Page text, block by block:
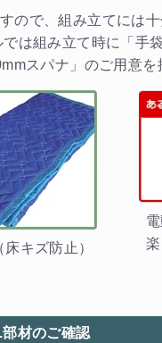
ので、組み立てには十
は組み立て時に「手
スパナ」のご用意を
キズ防止）
楽
材のご確認